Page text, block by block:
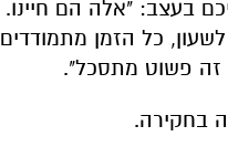
בעצב: "אלה הם חיינו.
כל הזמן
זה פשוט מתסכל".
בחקירה.